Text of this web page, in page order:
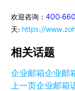
欢迎咨询：400-
天: https://
相关话题
企业邮箱企业邮
上一页企业邮箱